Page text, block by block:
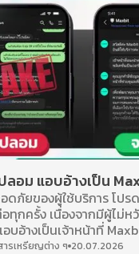
ลอม แอบอ้างเป็น
ดภัยของผู้ใช้บริการ โป
ทุกครั้ง เนื่องจากมีผู้ไม่
บอ้างเป็นเจ้าหน้าที่
ารเหรียญต่าง ๆ 20.07.2026